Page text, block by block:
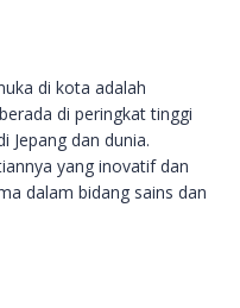
di kota adalah
di peringkat tinggi
Jepang dan dunia.
yang inovatif dan
dalam bidang sains dan